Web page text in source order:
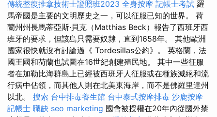
傳統整復推拿技術士證照班2023 全身按摩 記帳士考試 羅
馬帝國是主要的文明歷史之一，可以征服已知的世界。 荷
蘭州州長馬蒂亞斯·貝克（Matthias Beck）報告了西班牙西
班牙的要求，但該島只需要奴隸，直到1658年。 其他歐洲
國家很快就沒有討論過《 Tordesillas公約》。 英格蘭，法
國王國和荷蘭也試圖在16世紀創建殖民地。 其中一些征服
者在加勒比海群島上已經被西班牙人征服或在種族滅絕和流
行病中佔領，而其他人則在北美東海岸，而不是佛羅里達州
以北。 搜索 台中排毒養生館 台中泰式按摩排毒 沙鹿按摩
記帳士 職缺 seo marketing 國會被授權在20年內從國外禁